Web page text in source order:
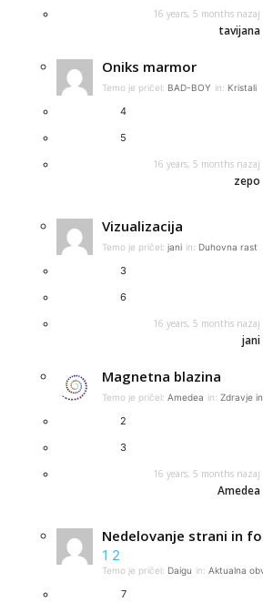
16 years, 5 months nazaj
tavijana
Oniks marmor
Temo je pričel: BAD-BOY in: Kristali
4
5
16 years, 5 months nazaj
zepo
Vizualizacija
Temo je pričel: jani in: Duhovna rast
3
6
16 years, 5 months nazaj
jani
Magnetna blazina
Temo je pričel: Amedea in: Zdravje
2
3
16 years, 5 months nazaj
Amedea
Nedelovanje strani in
1 2
Temo je pričel: Daigu in: Aktualna
7